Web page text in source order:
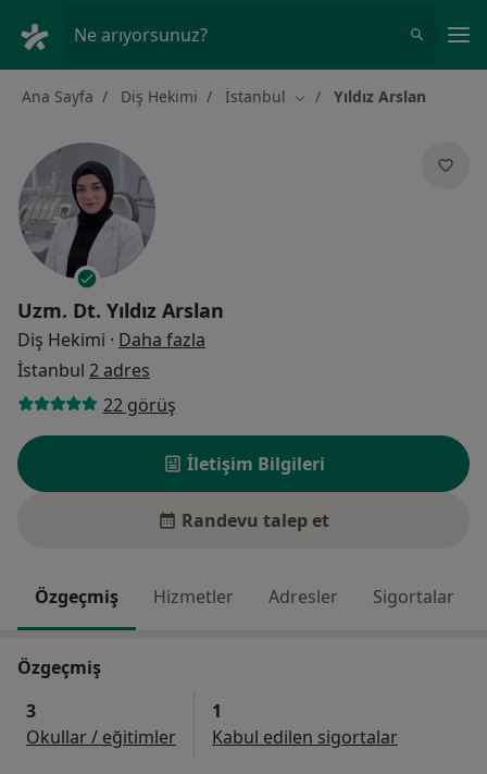
Ne arıyorsunuz?
Ana Sayfa Diş Hekimi İstanbul Şehir değiştir
Yıldız Arslan
Uzm. Dt. Yıldız Arslan
Diş Hekimi · Daha fazla
İstanbul 2 adres
22 görüş
İletişim Bilgileri
Randevu talep et
Özgeçmiş Hizmetler Adresler Sigortalar
Özgeçmiş
3
Okullar / eğitimler
1
Kabul edilen sigortalar